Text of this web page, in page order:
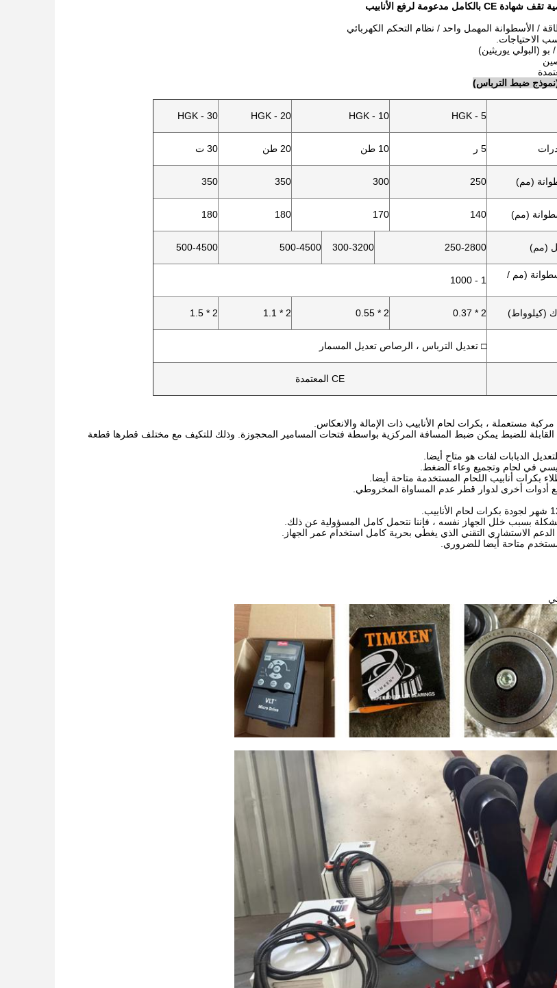
ضبط الترباس)
HGK - 5
HGK - 10
HGK - 20
HGK - 30
5 ر 10 طن 20 طن 30 ت
(مم) 250
300
350
350
(مم) 140
170
180
180
(مم) 250-2800
300-3200
500-4500
500-4500
(مم /
1 - 1000
(كيلوواط) 2 * 0.37
2 * 0.55
2 * 1.1
2 * 1.5
□ تعديل الترباس ، الرصاص تعديل المسمار
CE المعتمدة
القابلة للضبط يمكن ضبط المسافة المركزية بواسطة فتحات المسامير المحجوزة. وذلك للتكيف مع مختلف قطرها قطعة